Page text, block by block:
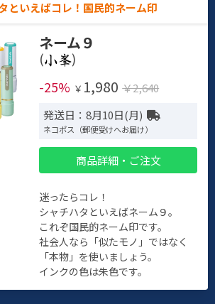
といえばコレ！国民的ネーム印
ネーム９
(
)
-25% ￥ 1,980 ￥2,640
発送日：8月10日(月)
ネコポス（郵便受けへお届け）
商品詳細・ご注文
迷ったらコレ！
シャチハタといえばネーム９。
これぞ国民的ネーム印です。
社会人なら「似たモノ」ではなく
「本物」を使いましょう。
インクの色は朱色です。